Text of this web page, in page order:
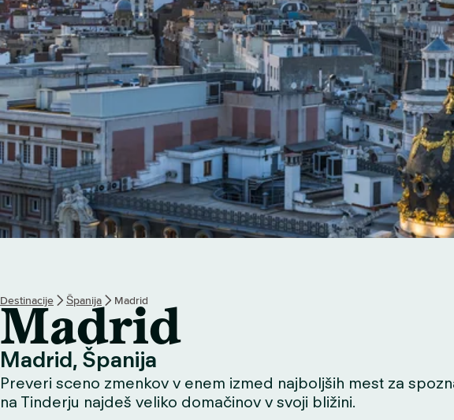
Destinacije Španija Madrid
Madrid
Madrid, Španija
Preveri sceno zmenkov v enem izmed najboljših mest za
na Tinderju najdeš veliko domačinov v svoji bližini.